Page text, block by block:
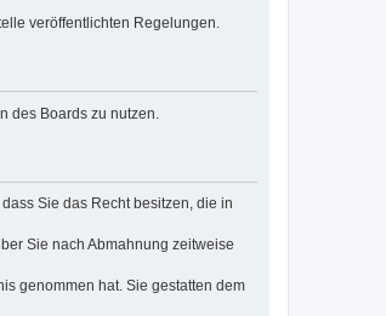
veröffentlichten Regelungen.
des Boards zu nutzen.
Sie das Recht besitzen, die in
Sie nach Abmahnung zeitweise
genommen hat. Sie gestatten dem